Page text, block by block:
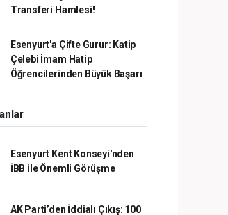
Transferi Hamlesi!
Esenyurt'a Çifte Gurur: Katip
Çelebi İmam Hatip
Öğrencilerinden Büyük Başarı
Esenyurt Kent Konseyi'nden
İBB ile Önemli Görüşme
AK Parti’den İddialı Çıkış: 100